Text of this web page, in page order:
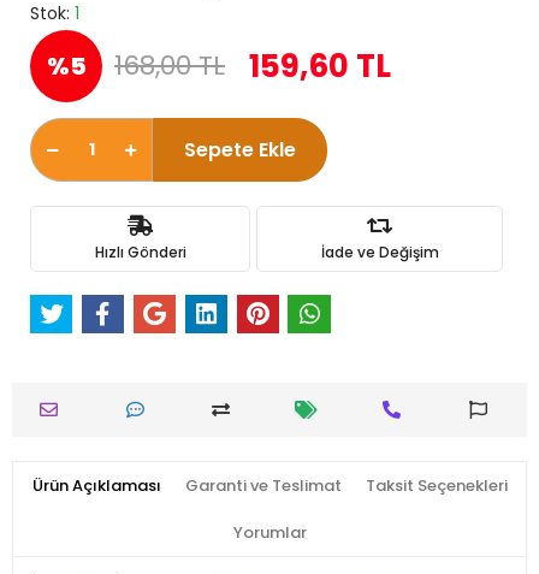
Stok: 1
%5 168,00 TL 159,60 TL
Sepete Ekle
Hızlı Gönderi İade ve Değişim
Ürün Açıklaması Garanti ve Teslimat Taksit Seçenekleri
Yorumlar